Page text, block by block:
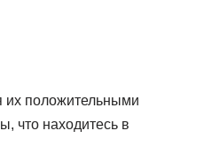
их положительными
что находитесь в